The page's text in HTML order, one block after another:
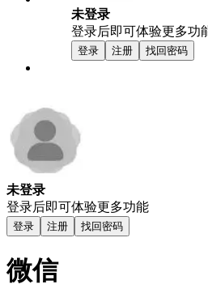
未登录
登录后即可体验更多功
登录 注册 找回密码
未登录
登录后即可体验更多功能
登录 注册 找回密码
微信